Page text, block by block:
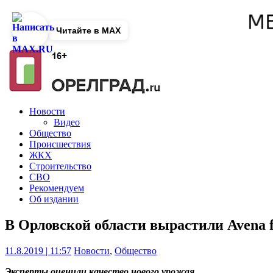
Новости
Видео
Общество
Происшествия
ЖКХ
Строительство
СВО
Рекомендуем
Об издании
В Орловской области вырастили Avena
11.8.2019 | 11:57 Новости, Общество
Читайте в MAX